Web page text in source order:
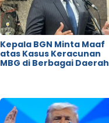
Kepala BGN Minta Maaf
atas Kasus Keracunan
MBG di Berbagai Daerah